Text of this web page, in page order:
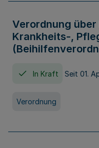
Verordnung
Krankheits-,
In Kraft Seit 01.
Verordnung